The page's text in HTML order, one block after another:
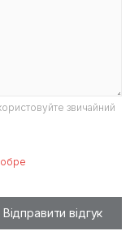
звичайний
Відправити відгук